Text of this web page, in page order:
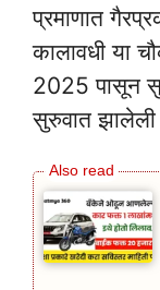
प्रमाणात
कालावधी या
2025 पासून
सुरुवात